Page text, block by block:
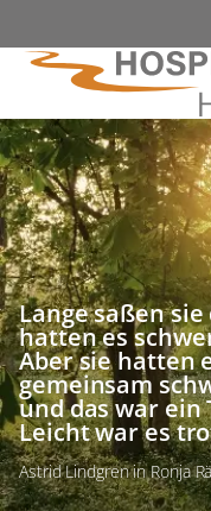
Lange saßen
hatten es
Aber sie hatten
gemeinsam
und das war ein
Leicht war es
Astrid Lindgren in Ronja